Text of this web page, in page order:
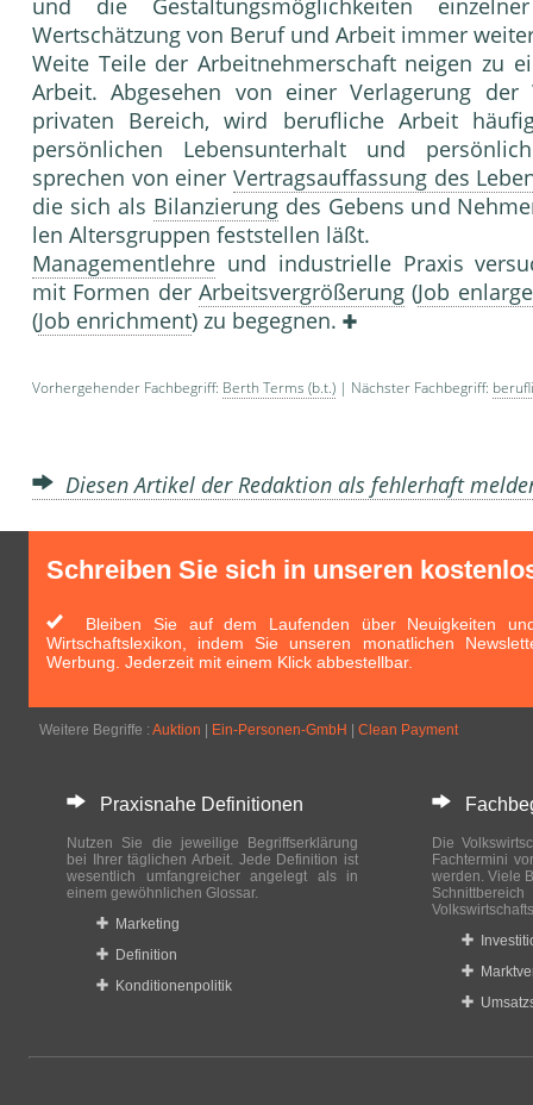
und die Gestaltungsmöglichkei­ten
Wertschätzung von Beruf und Arbeit immer
Weite Teile der Arbeitnehmerschaft neigen zu
Arbeit. Abgesehen von einer Verlagerung
privaten Bereich, wird berufliche Arbeit
persönlichen Lebensunter­halt und
sprechen von einer Vertragsauffassung des
die sich als Bilanzierungdes Gebens und
len Altersgruppen feststellen läßt.
Managementlehre und industrielle Praxis
mit Formen der Arbeitsvergrößerung (Job
(Job enrichment) zu begegnen.
Vorhergehender Fachbegriff: Berth Terms (b.t.) | Nächster Fachbegriff:
Diesen Artikel der Redaktion als fehlerhaft
Schreiben Sie sich in unseren
Bleiben Sie auf dem Laufenden über Neuigkeiten
Wirtschaftslexikon, indem Sie unseren monatlichen
Werbung. Jederzeit mit einem Klick abbestellbar.
Weitere Begriffe : Auktion Ein-Personen-GmbH Clean Payment
Praxisnahe Definitionen
Nutzen Sie die jeweilige Begriffserklärung
bei Ihrer täglichen Arbeit. Jede Definition ist
wesentlich umfangreicher angelegt als in
einem gewöhnlichen Glossar.
Marketing
Definition
Konditionenpolitik
Die
Fachtermini
werden. Viele